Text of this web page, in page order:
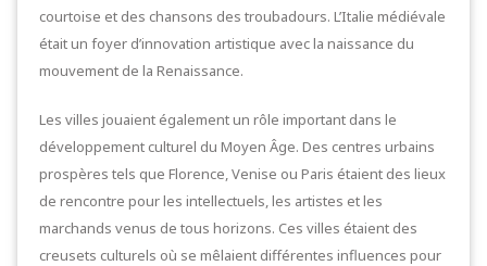
courtoise et des chansons des troubadours. L’Italie médiévale
était un foyer d’innovation artistique avec la naissance du
mouvement de la Renaissance.
Les villes jouaient également un rôle important dans le
développement culturel du Moyen Âge. Des centres urbains
prospères tels que Florence, Venise ou Paris étaient des lieux
de rencontre pour les intellectuels, les artistes et les
marchands venus de tous horizons. Ces villes étaient des
creusets culturels où se mêlaient différentes influences pour